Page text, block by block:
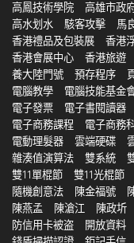
高鳳技術學院
高雄市政
高水划水
駭客攻擊 馬
香港禮品及包裝展
香港
香港會展中心
香港旅遊
養大陸門號
預存程序
電腦教學
電腦技能基金
電子發票
電子書閱讀器
電子商務課程
電子商務
電動理髮器
雲端硬碟
雜湊值演算法
雙系統
雙11單棍節
雙11光棍節
隨機創意法
陳金福號
陳燕孟
陳滄江 陳政圻
防信用卡被盗
開放資料